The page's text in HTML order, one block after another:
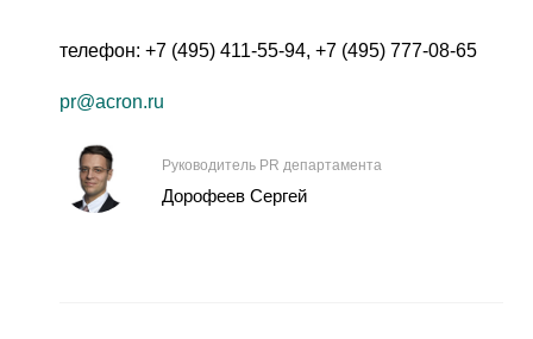
телефон: +7 (495) 411-55-94, +7 (495) 777-08-65
pr@acron.ru
Руководитель PR департамента
Дорофеев Сергей